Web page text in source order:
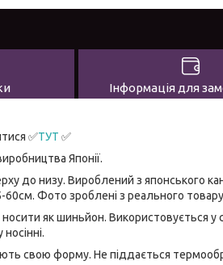
Інформація для
✅ТУТ ✅
Японії.
до низу. Вироблений з японського
60см. Фото зроблені з реального
як шиньйон. Використовується у
свою форму. Не піддається